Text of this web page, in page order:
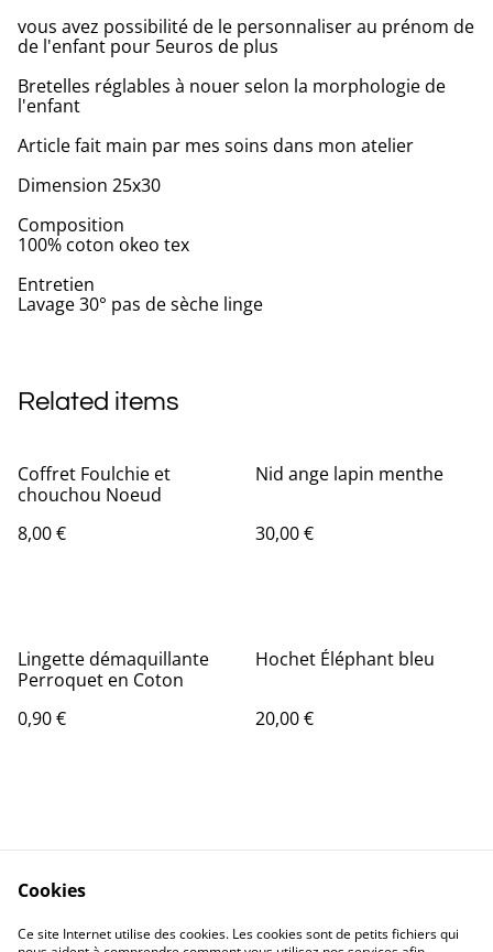
vous avez possibilité de le personnaliser au prénom de
de l'enfant pour 5euros de plus
Bretelles réglables à nouer selon la morphologie de
l'enfant
Article fait main par mes soins dans mon atelier
Dimension 25x30
Composition
100% coton okeo tex
Entretien
Lavage 30° pas de sèche linge
Related items
Coffret Foulchie et
chouchou Noeud
8,00 €
Nid ange lapin menthe
30,00 €
Lingette démaquillante
Perroquet en Coton
0,90 €
Hochet Éléphant bleu
20,00 €
Contact Us
Legal Terms
Privacy Policy
Cookie Policy
Cookies
Ce site Internet utilise des cookies. Les cookies sont de petits fichiers qui